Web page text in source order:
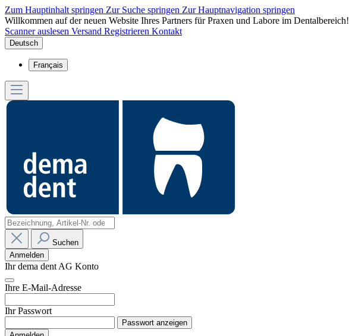
Zum Hauptinhalt springen Zur Suche springen Zur Hauptnavigation springen
Willkommen auf der neuen Website Ihres Partners für Praxen und Labore im Dentalbereich!
Scanner auslesen Versand Registrieren Kontakt
Deutsch
Français
Suchen
Anmelden
Ihr dema dent AG Konto
Ihre E-Mail-Adresse
Ihr Passwort
Passwort anzeigen